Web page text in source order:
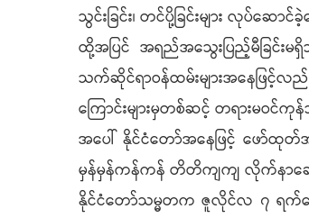
သွင်းခြင်း၊ တင်ပို့ခြင်းများ လုပ်
ထို့အပြင် အရည်အသွေးပြည့်မီခြင်းမရှိ
သက်ဆိုင်ရာဝန်ထမ်းများအနေဖြင့်လ
ကြောင်းများမှတစ်ဆင့် တရားမဝင်
အပေါ် နိုင်ငံတော်အနေဖြင့် ဖော်ထုတ်
မှန်မှန်ကန်ကန် တိတိကျကျ လိုက်နာဆ
နိုင်ငံတော်သမ္မတက ဇူလိုင်လ ၇ ရက်န